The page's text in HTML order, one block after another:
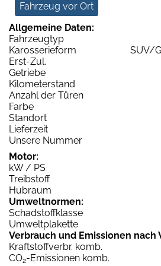
Fahrzeug vor Ort
Allgemeine Daten:
Fahrzeugtyp
Karosserieform
SUV/
Erst-Zul.
Getriebe
Kilometerstand
Anzahl der Türen
Farbe
Standort
Lieferzeit
Unsere Nummer
Motor:
kW / PS
Treibstoff
Hubraum
Umweltnormen:
Schadstoffklasse
Umweltplakette
Verbrauch und Emissionen nach
Kraftstoffverbr. komb.
CO2-Emissionen komb.